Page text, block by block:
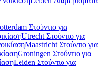
Στούντιο για
Utrecht Στούντιο για
Maastricht Στούντιο για
Groningen Στούντιο για
Leiden Στούντιο για